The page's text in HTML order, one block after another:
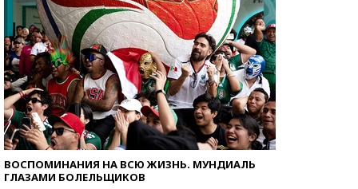
ВОСПОМИНАНИЯ НА ВСЮ ЖИЗНЬ. МУНДИАЛЬ
ГЛАЗАМИ БОЛЕЛЬЩИКОВ